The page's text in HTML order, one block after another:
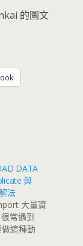
的圖文
DATA
與
法
大量資
常遇到
這種動